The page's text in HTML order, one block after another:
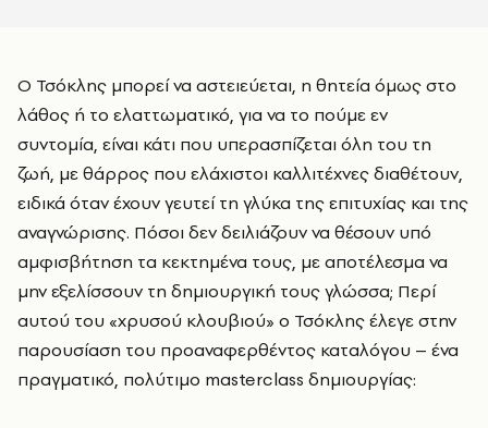
Ο Τσόκλης μπορεί να αστειεύεται, η θητεία όμως στο
λάθος ή το ελαττωματικό, για να το πούμε εν
συντομία, είναι κάτι που υπερασπίζεται όλη του τη
ζωή, με θάρρος που ελάχιστοι καλλιτέχνες διαθέτουν,
ειδικά όταν έχουν γευτεί τη γλύκα της επιτυχίας και της
αναγνώρισης. Πόσοι δεν δειλιάζουν να θέσουν υπό
αμφισβήτηση τα κεκτημένα τους, με αποτέλεσμα να
μην εξελίσσουν τη δημιουργική τους γλώσσα; Περί
αυτού του «χρυσού κλουβιού» ο Τσόκλης έλεγε στην
παρουσίαση του προαναφερθέντος καταλόγου – ένα
πραγματικό, πολύτιμο masterclass δημιουργίας: